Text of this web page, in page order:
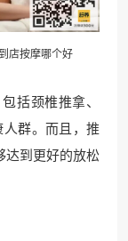
店按摩哪个好
括颈椎推拿、
群。而且，推
达到更好的放松